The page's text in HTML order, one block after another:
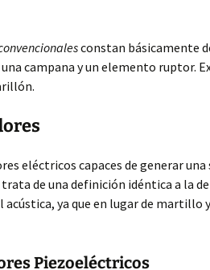
constan básicamente
campana y un elemento ruptor.
eléctricos capaces de generar
de una definición idéntica a la
acústica, ya que en lugar de martillo
Piezoeléctricos